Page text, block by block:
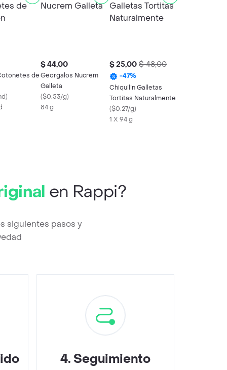
de
)
$ 44,00
Georgalos Nucrem
Galleta
($0.53/g)
84 g
$ 25,00 $ 48,00
-47%
Chiquilin Galletas
Tortitas Naturalmente
($0.27/g)
1 X 94 g
en Rappi?
siguientes pasos y
4. Seguimiento